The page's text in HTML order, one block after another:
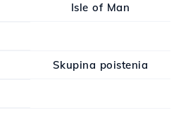
Isle of Man
Skupina poistenia